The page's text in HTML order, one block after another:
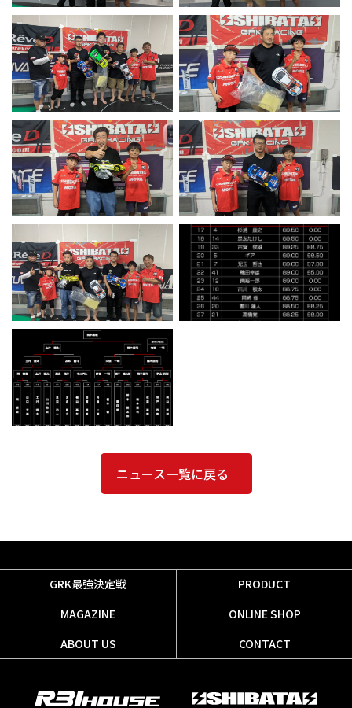
ニュース一覧に戻る
GRK最強決定戦
PRODUCT
MAGAZINE
ONLINE SHOP
ABOUT US
CONTACT